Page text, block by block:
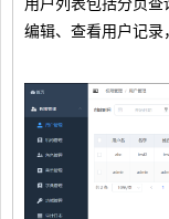
编辑、查看用户记录